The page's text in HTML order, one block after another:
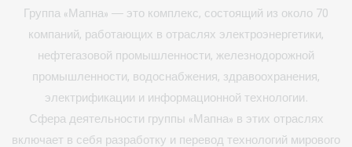
Группа «Мапна» — это комплекс, состоящий из около 70
компаний, работающих в отраслях электроэнергетики,
нефтегазовой промышленности, железнодорожной
промышленности, водоснабжения, здравоохранения,
электрификации и информационной технологии.
Сфера деятельности группы «Мапна» в этих отраслях
включает в себя разработку и перевод технологий мирового